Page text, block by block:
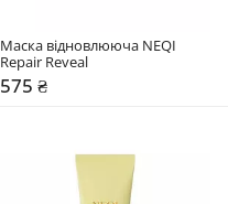
Маска відновлююча NEQI
Repair Reveal
575 ₴